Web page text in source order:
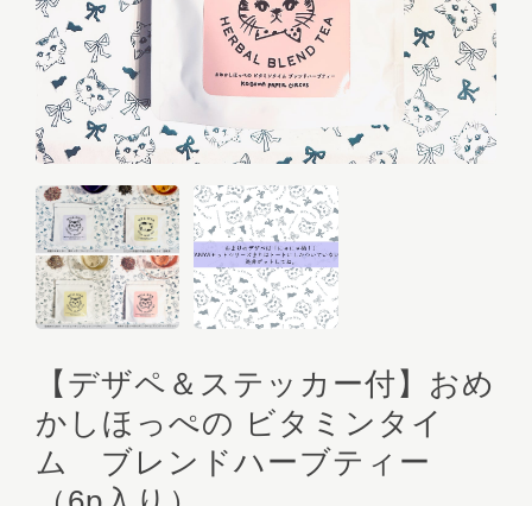
【デザペ＆ステッカー付】おめ
かしほっぺの ビタミンタイ
ム ブレンドハーブティー